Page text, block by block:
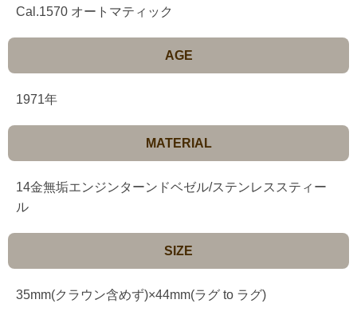
Cal.1570 オートマティック
AGE
1971年
MATERIAL
14金無垢エンジンターンドベゼル/ステンレススティー
ル
SIZE
35mm(クラウン含めず)×44mm(ラグ to ラグ)